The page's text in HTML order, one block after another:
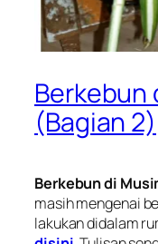
Berkebun
(Bagian 2)
Berkebun di
masih mengenai
lakukan didalam